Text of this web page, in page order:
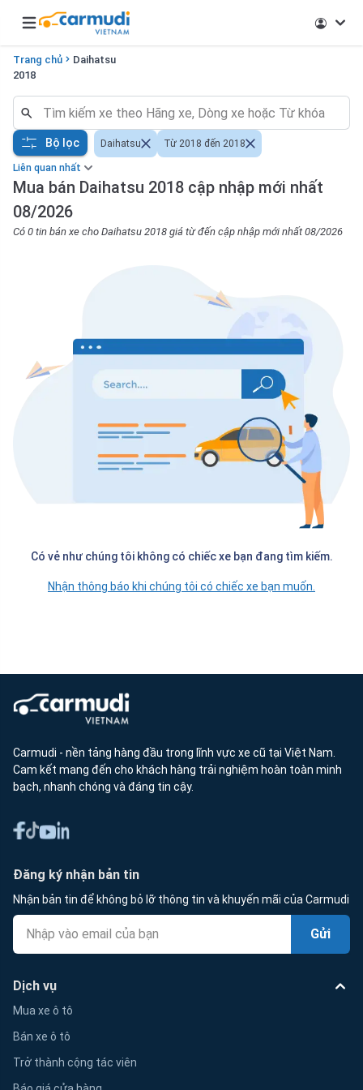
Open main menu
Trang chủ
Daihatsu
2018
Liên quan nhất
Mua bán Daihatsu 2018 cập nhập mới nhất
08/2026
Có 0 tin bán xe cho Daihatsu 2018 giá từ đến cập nhập mới nhất 08/2026
Bộ lọc Daihatsu Từ 2018 đến 2018
Có vẻ như chúng tôi không có chiếc xe bạn đang tìm kiếm.
Nhận thông báo khi chúng tôi có chiếc xe bạn muốn.
Carmudi - nền tảng hàng đầu trong lĩnh vực xe cũ tại Việt Nam.
Cam kết mang đến cho khách hàng trải nghiệm hoàn toàn minh
bạch, nhanh chóng và đáng tin cậy.
Đăng ký nhận bản tin
Nhận bản tin để không bỏ lỡ thông tin và khuyến mãi của Carmudi
Gửi
Dịch vụ
Mua xe ô tô
Bán xe ô tô
Trở thành cộng tác viên